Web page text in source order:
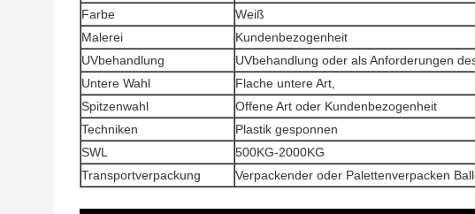
Farbe
Weiß
Malerei
Kundenbezogenheit
UVbehandlung
UVbehandlung oder als Anforderungen
Untere Wahl
Flache untere Art,
Spitzenwahl
Offene Art oder Kundenbezogenheit
Techniken
Plastik gesponnen
SWL
500KG-2000KG
Transportverpackung
Verpackender oder Palettenverpacken